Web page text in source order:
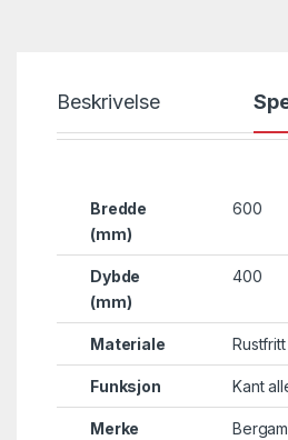
Beskrivelse
Bredde
(mm)
600
Dybde
(mm)
400
Materiale
Funksjon Kant
Merke